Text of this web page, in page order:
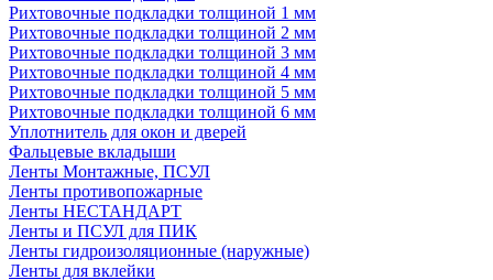
Рихтовочные подкладки толщиной 1 мм
Рихтовочные подкладки толщиной 2 мм
Рихтовочные подкладки толщиной 3 мм
Рихтовочные подкладки толщиной 4 мм
Рихтовочные подкладки толщиной 5 мм
Рихтовочные подкладки толщиной 6 мм
Уплотнитель для окон и дверей
Фальцевые вкладыши
Ленты Монтажные, ПСУЛ
Ленты противопожарные
Ленты НЕСТАНДАРТ
Ленты и ПСУЛ для ПИК
Ленты гидроизоляционные (наружные)
Ленты для вклейки